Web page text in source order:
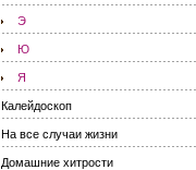
Э
Ю
Я
Калейдоскоп
На все случаи жизни
Домашние хитрости